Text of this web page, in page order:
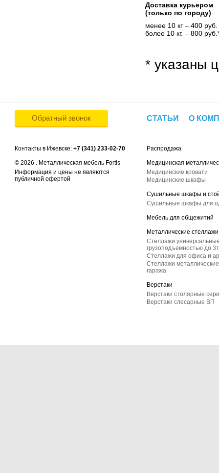
Доставка курьером
(только по городу)
менее 10 кг – 400 руб.
более 10 кг. – 800
* указаны
Обратный звонок СТАТЬИ О
Контакты в Ижевске: +7 (341) 233-02-70
© 2026 . Металлическая мебель Fortis
Информация и цены не являются
публичной офертой
Распродажа
Медицинская
Медицинские кровати
Медицинские шкафы
Сушильные шкафы и
Сушильные шкафы для
Мебель для общежитий
Металлические стеллажи
Стеллажи
грузоподъемностью до
Стеллажи для офиса и
Стеллажи
гаража
Верстаки
Верстаки столярные
Верстаки слесарные ВП